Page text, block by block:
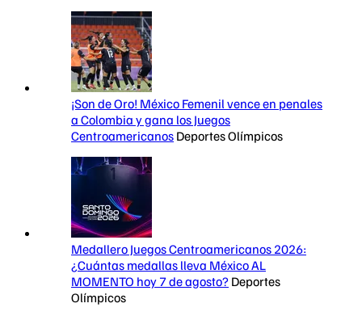
¡Son de Oro! México Femenil vence en penales
a Colombia y gana los Juegos
Centroamericanos Deportes Olímpicos
Medallero Juegos Centroamericanos 2026:
¿Cuántas medallas lleva México AL
MOMENTO hoy 7 de agosto? Deportes
Olímpicos